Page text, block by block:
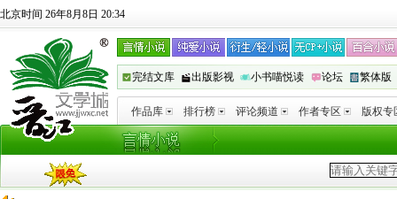
北京时间 26年8月8日 20:34
完结文库 出版影视 小书喵悦读 论坛 繁体版
作品库 排行榜 评论频道 作者专区 版权专